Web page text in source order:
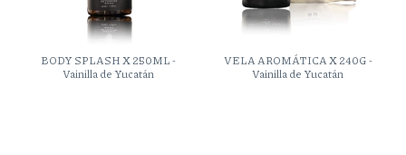
BODY SPLASH X 250ML -
Vainilla de Yucatán
VELA AROMÁTICA X 240G -
Vainilla de Yucatán